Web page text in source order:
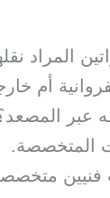
المراد
أم
المصعد؟
المتخصصة.
فنيين